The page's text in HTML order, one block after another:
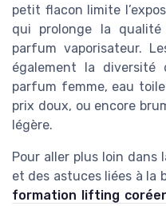
petit flacon limite
qui prolonge la
parfum vaporisateur.
également la diversité
parfum femme, eau
prix doux, ou encore
légère.
Pour aller plus loin dans
et des astuces liées à la
formation lifting